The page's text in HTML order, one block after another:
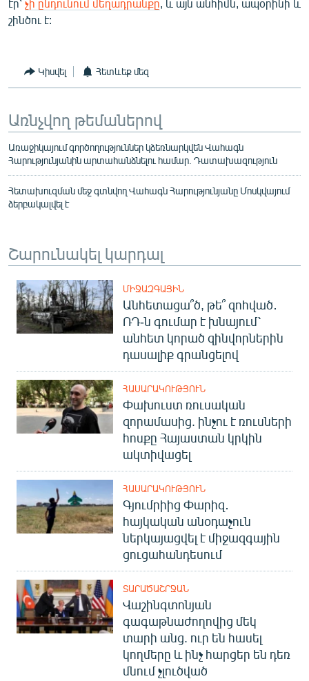
էր՝ չի ընդունում մեղադրանքը , և այն անհիմն, ապօրինի և
շինծու է:
Կիսվել Հետևեք մեզ
Առնչվող թեմաներով
Առաջիկայում գործողություններ կձեռնարկվեն Վահագն
Հարությունյանին արտահանձնելու համար. Դատախազություն
Հետախուզման մեջ գտնվող Վահագն Հարությունյանը Մոսկվայում
ձերբակալվել է
Շարունակել կարդալ
ՄԻՋԱԶԳԱՅԻՆ
Անհետացա՞ծ, թե՞ զոհված․
ՌԴ-ն գումար է խնայում՝
անհետ կորած զինվորներին
դասալիք գրանցելով
ՀԱՍԱՐԱԿՈՒԹՅՈՒՆ
Փախուստ ռուսական
զորամասից. ինչու է ռուսների
հոսքը Հայաստան կրկին
ակտիվացել
ՀԱՍԱՐԱԿՈՒԹՅՈՒՆ
Գյումրիից Փարիզ․
հայկական անօդաչուն
ներկայացվել է միջազգային
ցուցահանդեսում
ՏԱՐԱԾԱՇՐՋԱՆ
Վաշինգտոնյան
գագաթնաժողովից մեկ
տարի անց. ուր են հասել
կողմերը և ինչ հարցեր են դեռ
մնում չլուծված